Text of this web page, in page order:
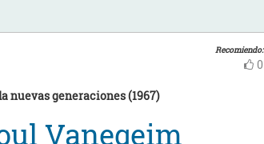
Recomiendo:
0
nuevas generaciones (1967)
Vanegeim